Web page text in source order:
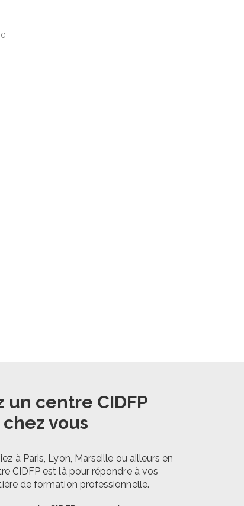
un centre CIDFP
vous
à Paris, Lyon, Marseille ou ailleurs en
CIDFP est là pour répondre à vos
de formation professionnelle.